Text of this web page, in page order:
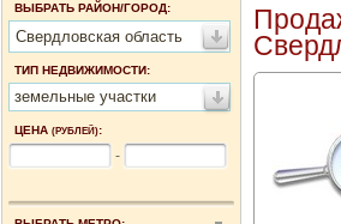
ВЫБРАТЬ РАЙОН/ГОРОД:
Свердловская область
ТИП НЕДВИЖИМОСТИ:
земельные участки
ЦЕНА (РУБЛЕЙ):
-